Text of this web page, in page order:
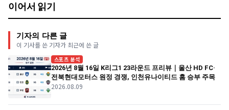
이어서 읽기
기자의 다른 글
이 기사를 쓴 기자가 최근에 쓴 글
스포츠 분석
2026년 8월 16일 K리그1 23라운드 프리뷰｜울산 HD FC·
전북현대모터스 원정 경쟁, 인천유나이티드 홈 승부 주목
2026.08.09